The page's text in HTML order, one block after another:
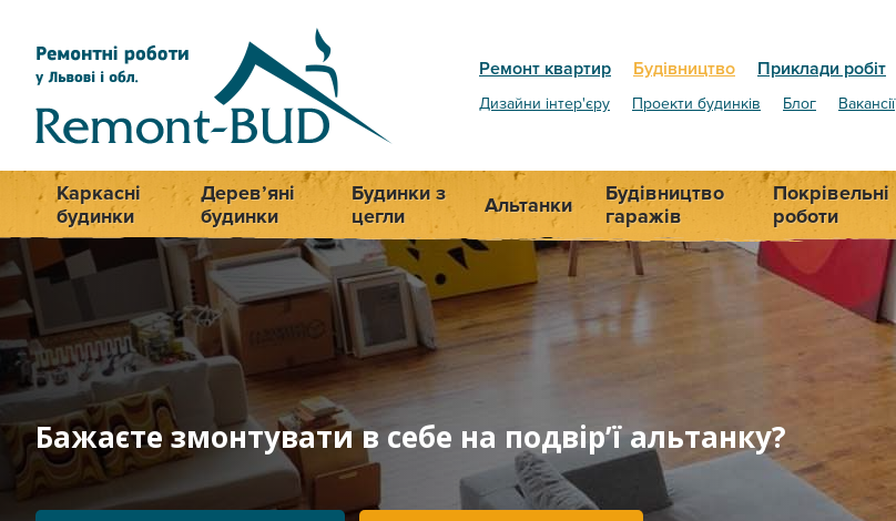
Ремонт квартир Будівництво Приклади робіт
Дизайни інтер'єру Проекти будинків Блог Вакансії
Каркасні
будинки
Дерев’яні
будинки
Будинки з
цегли
Альтанки
Будівництво
гаражів
Покрівельні
роботи
Бажаєте змонтувати в себе на подвір’ї альтанку?